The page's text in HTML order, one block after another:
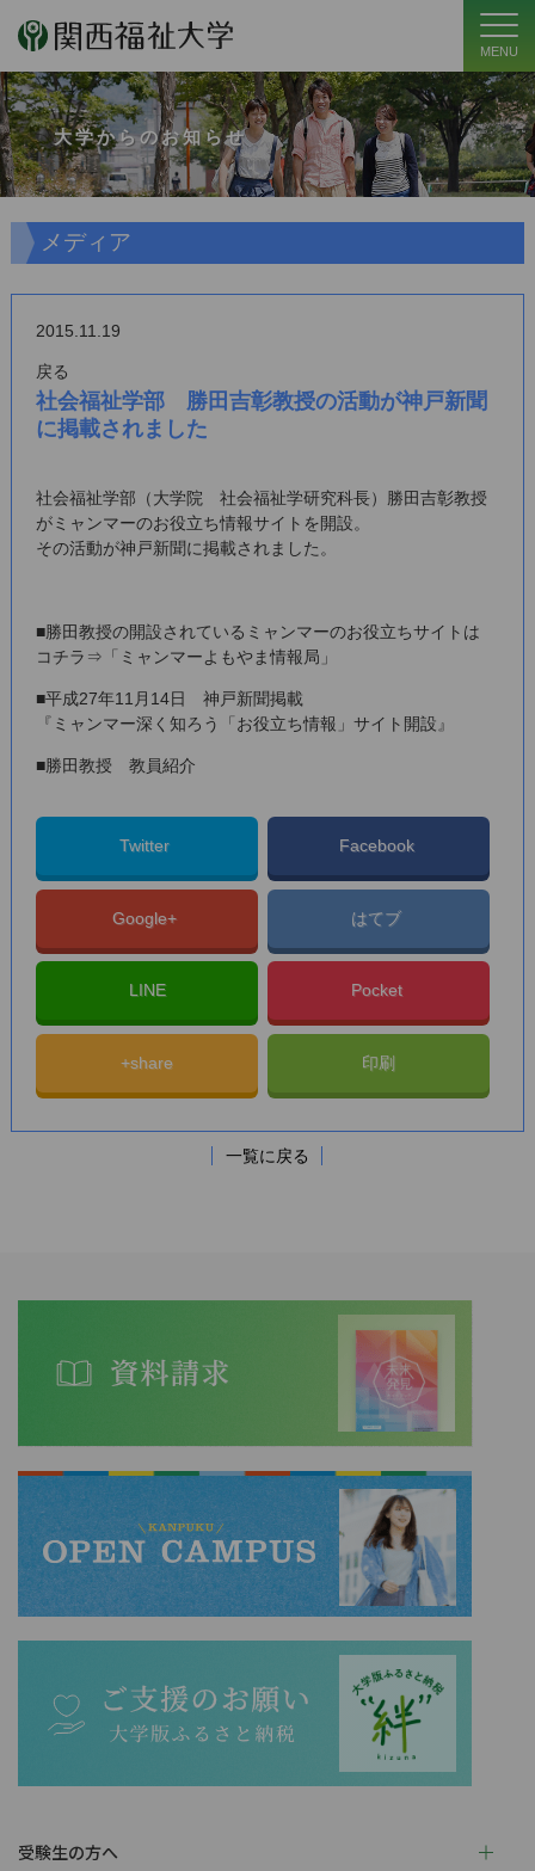
MENU
大学からのお知らせ
メディア
2015.11.19
戻る
社会福祉学部 勝田吉彰教授の活動が神戸新聞
に掲載されました
社会福祉学部（大学院 社会福祉学研究科長）勝田吉彰教授
がミャンマーのお役立ち情報サイトを開設。
その活動が神戸新聞に掲載されました。
■勝田教授の開設されているミャンマーのお役立ちサイトは
コチラ ⇒「ミャンマーよもやま情報局」
■平成27年11月14日 神戸新聞掲載
『ミャンマー深く知ろう「お役立ち情報」サイト開設』
■勝田教授 教員紹介
Twitter Facebook
Google+ はてブ
LINE Pocket
+share 印刷
一覧に戻る
受験生の方へ